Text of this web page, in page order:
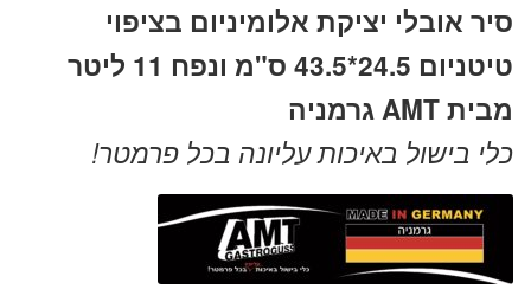
היה:
₪899.
הוא:
₪799.
סיר אובלי יציקת אלומיניום בציפוי
טיטניום 24.5*43.5 ס"מ ונפח 11 ליטר
מבית AMT גרמניה
כלי בישול באיכות עליונה בכל פרמטר!